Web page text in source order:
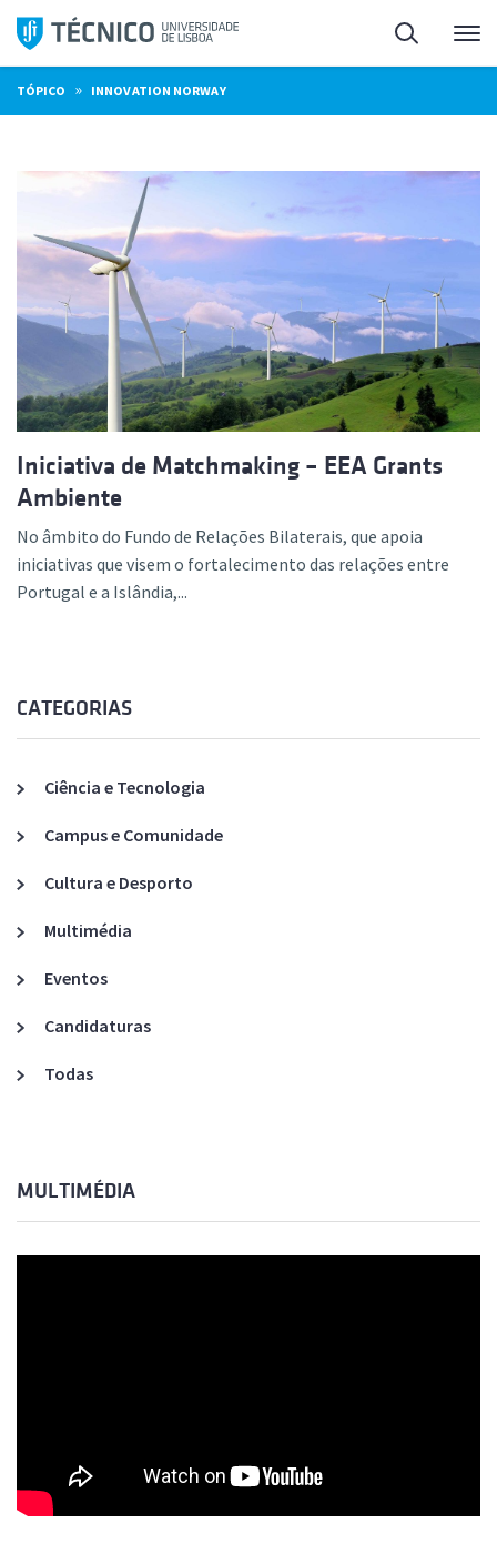
Saltar
para
o
conteúdo
Pesquisa
TÓPICO » INNOVATION NORWAY
Iniciativa de Matchmaking – EEA Grants
Ambiente
No âmbito do Fundo de Relações Bilaterais, que apoia
iniciativas que visem o fortalecimento das relações entre
Portugal e a Islândia,...
CATEGORIAS
Ciência e Tecnologia
Campus e Comunidade
Cultura e Desporto
Multimédia
Eventos
Candidaturas
Todas
MULTIMÉDIA